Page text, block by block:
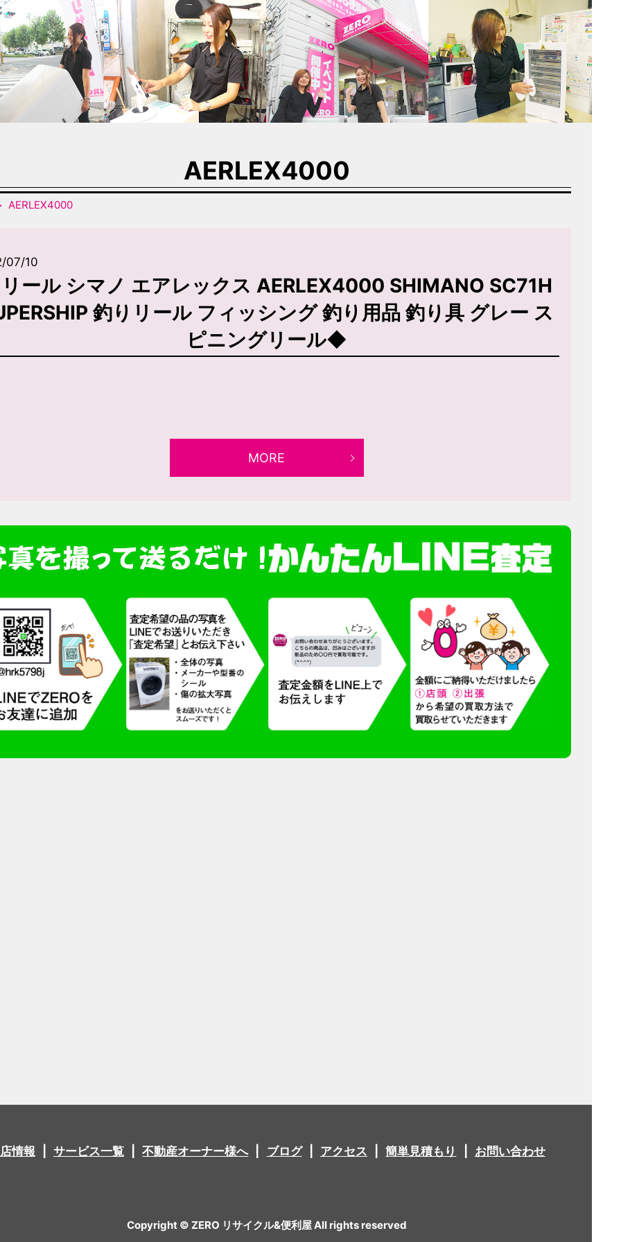
AERLEX4000
AERLEX4000
07/10
ール シマノ エアレックス AERLEX4000 SHIMANO SC71H
釣りリール フィッシング 釣り用品 釣り具 グレー ス
ピニングリール◆
MORE
情報 サービス一覧 不動産オーナー様へ ブログ アクセス 簡単見積もり お問い合わせ
Copyright © ZERO リサイクル&便利屋 All rights reserved